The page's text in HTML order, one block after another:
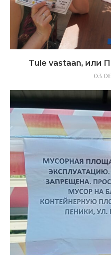
Tule vastaan, или